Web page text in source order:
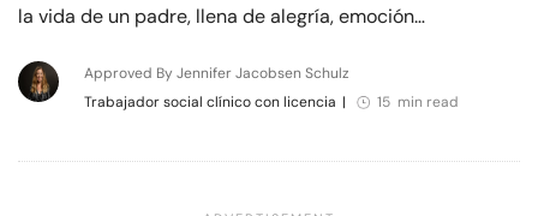
la vida de un padre, llena de alegría, emoción…
Approved By Jennifer Jacobsen Schulz
Trabajador social clínico con licencia | 15 min read